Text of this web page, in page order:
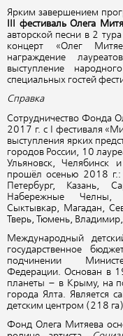
Ярким завершением
III фестиваль Олега
авторской песни в 2
концерт «Олег
награждение
выступление
специальных гостей
Справка
Сотрудничество Фонда
2017 г. с I фестиваля
выступления ярких
городов России, 10
Ульяновск,
прошёл осенью 2018
Петербург, Казань,
Набережные Челны,
Сыктывкар, Магадан,
Тверь, Тюмень,
Международный
государственное
подчинении
Федерации. Основан в
планеты – в Крыму, на
города Ялта.
детским центром (218
Фонд Олега Митяева